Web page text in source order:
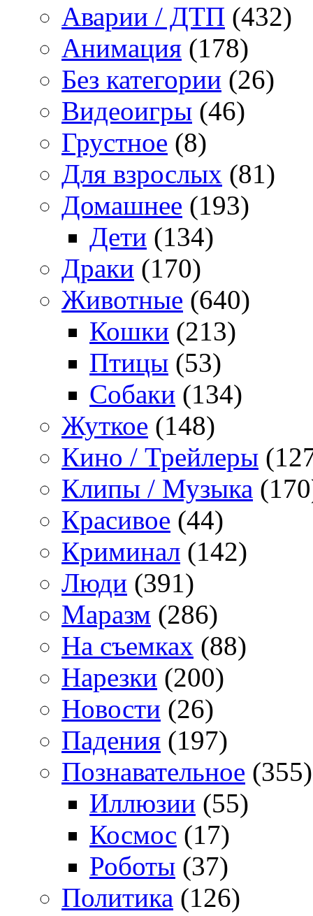
Аварии / ДТП (432)
Анимация (178)
Без категории (26)
Видеоигры (46)
Грустное (8)
Для взрослых (81)
Домашнее (193)
Дети (134)
Драки (170)
Животные (640)
Кошки (213)
Птицы (53)
Собаки (134)
Жуткое (148)
Кино / Трейлеры
Клипы / Музыка
Красивое (44)
Криминал (142)
Люди (391)
Маразм (286)
На съемках (88)
Нарезки (200)
Новости (26)
Падения (197)
Познавательное (355)
Иллюзии (55)
Космос (17)
Роботы (37)
Политика (126)